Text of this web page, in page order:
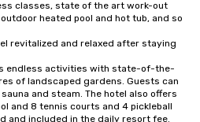
classes, state of the art work-out
heated pool and hot tub, and so
revitalized and relaxed after staying
endless activities with state-of-the-
of landscaped gardens. Guests can
and steam. The hotel also offers
and 8 tennis courts and 4 pickleball
and included in the daily resort fee.